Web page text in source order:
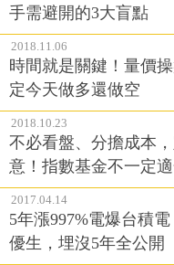
手需避開的3大盲點
2018.11.06
時間就是關鍵！量價
定今天做多還做空
2018.10.23
不必看盤、分擔成本
意！指數基金不一定
2017.04.14
5年漲997%電爆台積
優生，埋沒5年全公開